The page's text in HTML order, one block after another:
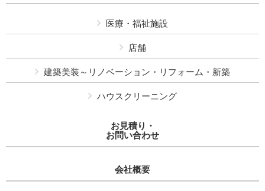
医療・福祉施設
店舗
建築美装～リノベーション・リフォーム・新築
ハウスクリーニング
お見積り・
お問い合わせ
会社概要